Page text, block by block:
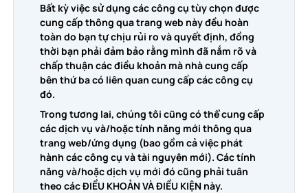
Bất kỳ việc sử dụng các công cụ tùy chọn được
cung cấp thông qua trang web này đều hoàn
toàn do bạn tự chịu rủi ro và quyết định, đồng
thời bạn phải đảm bảo rằng mình đã nắm rõ và
chấp thuận các điều khoản mà nhà cung cấp
bên thứ ba có liên quan cung cấp các công cụ
đó.
Trong tương lai, chúng tôi cũng có thể cung cấp
các dịch vụ và/hoặc tính năng mới thông qua
trang web/ứng dụng (bao gồm cả việc phát
hành các công cụ và tài nguyên mới). Các tính
năng và/hoặc dịch vụ mới đó cũng phải tuân
theo các ĐIỀU KHOẢN VÀ ĐIỀU KIỆN này.